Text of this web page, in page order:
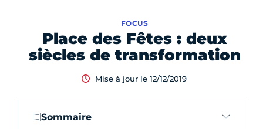
Place des Fêtes : deux
siècles de transformation
FOCUS
Mise à jour le 12/12/2019
Sommaire